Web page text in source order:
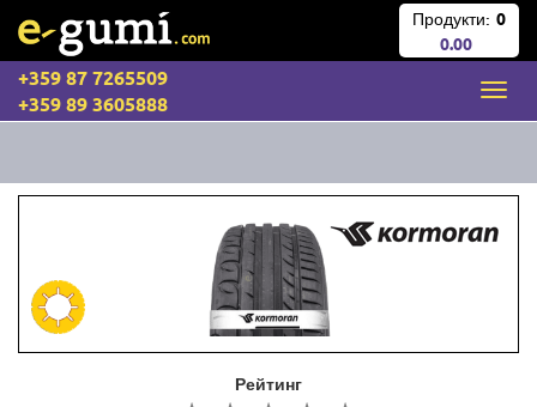
Продукти: 0
0.00
+359 87 7265509
+359 89 3605888
Рейтинг